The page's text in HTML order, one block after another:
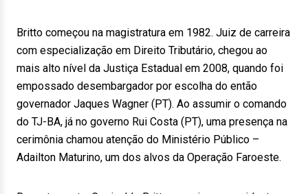
Britto começou na magistratura em 1982. Juiz de carreira
com especialização em Direito Tributário, chegou ao
mais alto nível da Justiça Estadual em 2008, quando foi
empossado desembargador por escolha do então
governador Jaques Wagner (PT). Ao assumir o comando
do TJ-BA, já no governo Rui Costa (PT), uma presença na
cerimônia chamou atenção do Ministério Público –
Adailton Maturino, um dos alvos da Operação Faroeste.